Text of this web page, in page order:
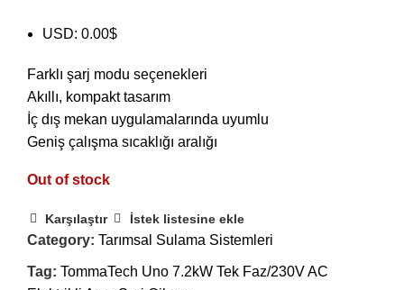
USD: 0.00$
Farklı şarj modu seçenekleri
Akıllı, kompakt tasarım
İç dış mekan uygulamalarında uyumlu
Geniş çalışma sıcaklığı aralığı
Out of stock
Karşılaştır İstek listesine ekle
Category: Tarımsal Sulama Sistemleri
Tag: TommaTech Uno 7.2kW Tek Faz/230V AC